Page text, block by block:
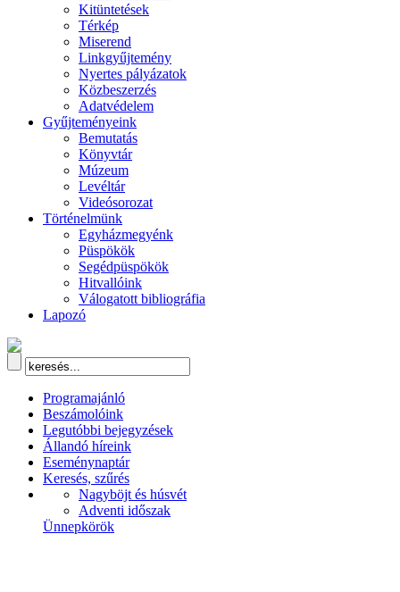
Kitüntetések
Térkép
Miserend
Linkgyűjtemény
Nyertes pályázatok
Közbeszerzés
Adatvédelem
Gyűjteményeink
Bemutatás
Könyvtár
Múzeum
Levéltár
Videósorozat
Történelmünk
Egyházmegyénk
Püspökök
Segédpüspökök
Hitvallóink
Válogatott bibliográfia
Lapozó
Programajánló
Beszámolóink
Legutóbbi bejegyzések
Állandó híreink
Eseménynaptár
Keresés, szűrés
Nagyböjt és húsvét
Adventi időszak
Ünnepkörök